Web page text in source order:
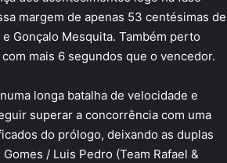
margem de apenas 53 centésimas de
Gonçalo Mesquita. Também perto
com mais 6 segundos que o vencedor.
longa batalha de velocidade e
superar a concorrência com uma
do prólogo, deixando as duplas
/ Luis Pedro (Team Rafael &